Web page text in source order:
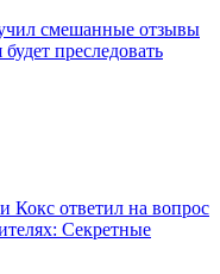
смешанные отзывы
преследовать
Кокс ответил на вопрос
Секретные